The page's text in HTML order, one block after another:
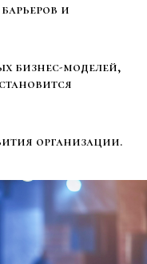
и
бизнес-моделей,
организации.